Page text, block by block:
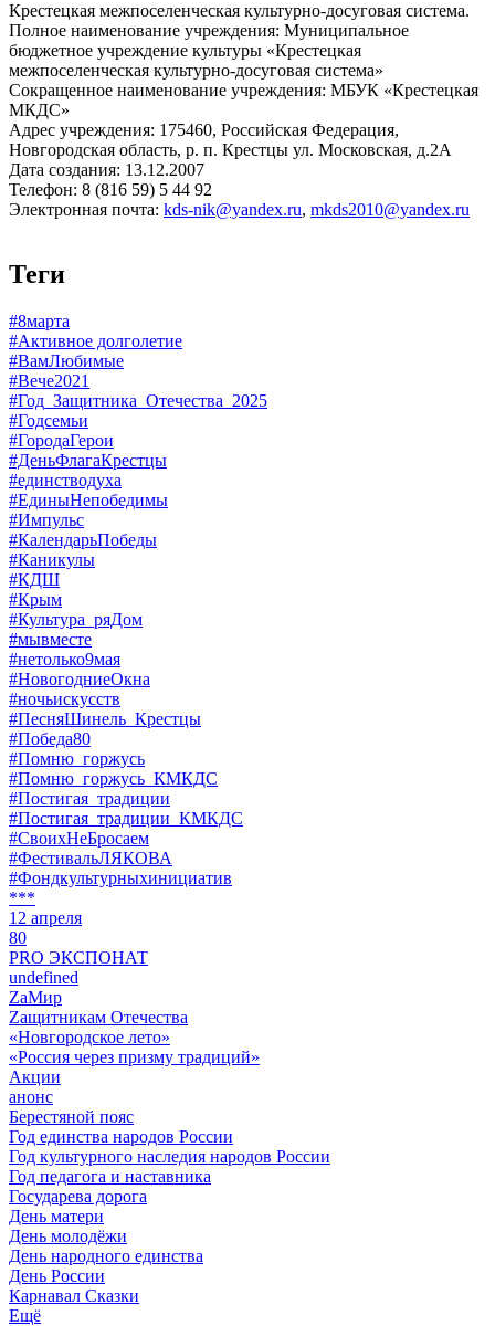
Крестецкая межпоселенческая культурно-досуговая система.
Полное наименование учреждения: Муниципальное
бюджетное учреждение культуры «Крестецкая
межпоселенческая культурно-досуговая система»
Сокращенное наименование учреждения: МБУК «Крестецкая
МКДС»
Адрес учреждения: 175460, Российская Федерация,
Новгородская область, р. п. Крестцы ул. Московская, д.2А
Дата создания: 13.12.2007
Телефон: 8 (816 59) 5 44 92
Электронная почта: kds-nik@yandex.ru, mkds2010@yandex.ru
Теги
#8марта
#Активное долголетие
#ВамЛюбимые
#Вече2021
#Год_Защитника_Отечества_2025
#Годсемьи
#ГородаГерои
#ДеньФлагаКрестцы
#единстводуха
#ЕдиныНепобедимы
#Импульс
#КалендарьПобеды
#Каникулы
#КДШ
#Крым
#Культура_ряДом
#мывместе
#нетолько9мая
#НовогодниеОкна
#ночьискусств
#ПесняШинель_Крестцы
#Победа80
#Помню_горжусь
#Помню_горжусь_КМКДС
#Постигая_традиции
#Постигая_традиции_КМКДС
#СвоихНеБросаем
#ФестивальЛЯКОВА
#Фондкультурныхинициатив
***
12 апреля
80
PRO ЭКСПОНАТ
undefined
ZaМир
Zащитникам Отечества
«Новгородское лето»
«Россия через призму традиций»
Акции
анонс
Берестяной пояс
Год единства народов России
Год культурного наследия народов России
Год педагога и наставника
Государева дорога
День матери
День молодёжи
День народного единства
День России
Карнавал Сказки
Ещё